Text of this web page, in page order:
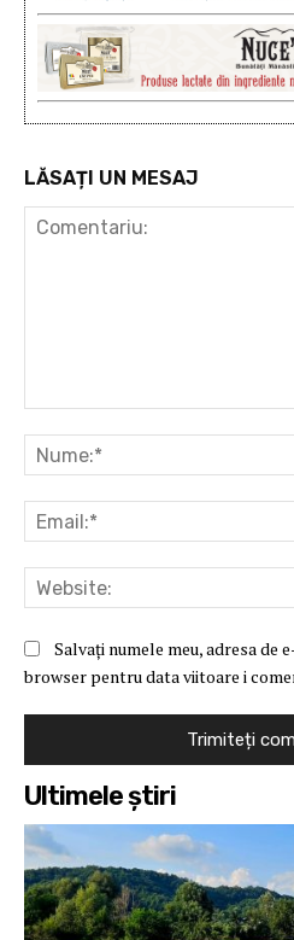
LĂSAȚI UN MESAJ
Salvați numele meu, adresa de
browser pentru data viitoare i
Ultimele ştiri